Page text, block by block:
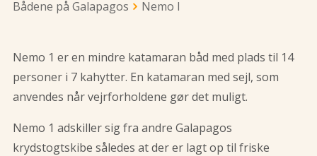
Bådene på Galapagos
Nemo I
Nemo 1 er en mindre katamaran båd med plads til 14
personer i 7 kahytter. En katamaran med sejl, som
anvendes når vejrforholdene gør det muligt.
Nemo 1 adskiller sig fra andre Galapagos
krydstogtskibe således at der er lagt op til friske